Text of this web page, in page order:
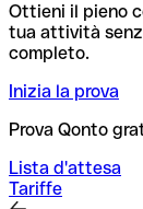
Ottieni il pieno
tua attività
completo.
Inizia la prova
Prova Qonto
Lista d'attesa
Tariffe